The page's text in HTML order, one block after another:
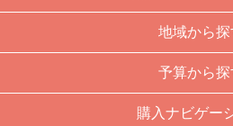
地域から探
予算から探
購入ナビゲー